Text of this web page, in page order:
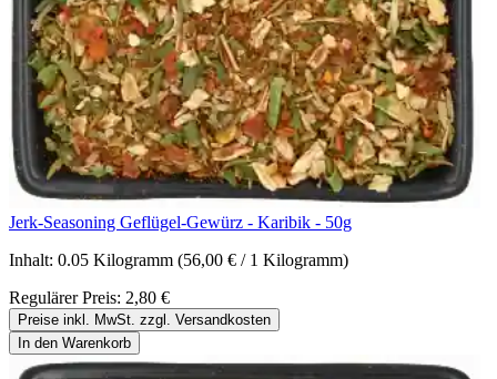
Jerk-Seasoning Geflügel-Gewürz - Karibik - 50g
Inhalt: 0.05 Kilogramm (56,00 € / 1 Kilogramm)
Regulärer Preis: 2,80 €
Preise inkl. MwSt. zzgl. Versandkosten
In den Warenkorb